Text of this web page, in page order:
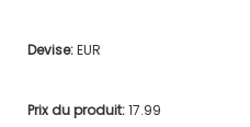
Devise:EUR
Prix du produit:17.99